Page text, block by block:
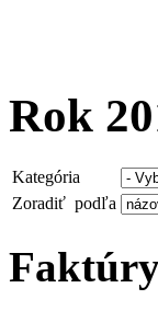
Rok
Kategória
Zoradiť podľa